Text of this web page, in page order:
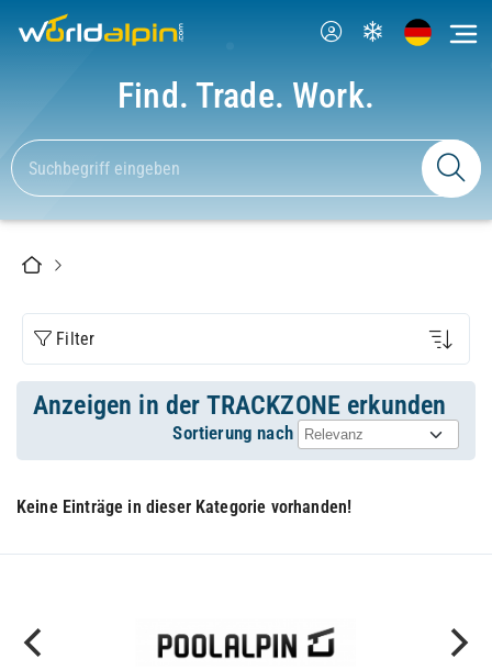
Find. Trade. Work.
Filter
Anzeigen in der TRACKZONE erkunden
Sortierung nach
Keine Einträge in dieser Kategorie vorhanden!